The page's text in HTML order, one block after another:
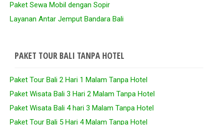
Paket Sewa Mobil dengan Sopir
Layanan Antar Jemput Bandara Bali
PAKET TOUR BALI TANPA HOTEL
Paket Tour Bali 2 Hari 1 Malam Tanpa Hotel
Paket Wisata Bali 3 Hari 2 Malam Tanpa Hotel
Paket Wisata Bali 4 hari 3 Malam Tanpa Hotel
Paket Tour Bali 5 Hari 4 Malam Tanpa Hotel